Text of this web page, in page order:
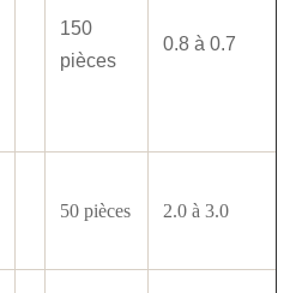
150
pièces
0.8 à 0.7
50 pièces 2.0 à 3.0